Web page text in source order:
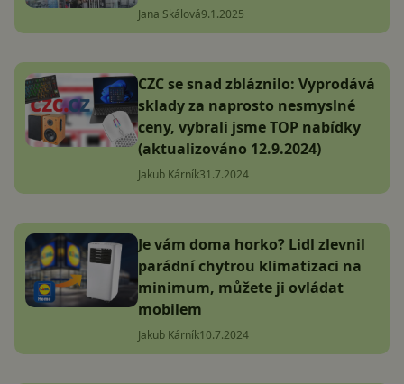
Jana Skálová9.1.2025
CZC se snad zbláznilo: Vyprodává
sklady za naprosto nesmyslné
ceny, vybrali jsme TOP nabídky
(aktualizováno 12.9.2024)
Jakub Kárník31.7.2024
Je vám doma horko? Lidl zlevnil
parádní chytrou klimatizaci na
minimum, můžete ji ovládat
mobilem
Jakub Kárník10.7.2024